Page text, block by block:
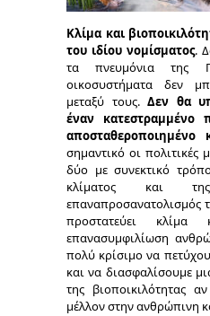
Κλίμα και
του ιδίου νομίσματος.
τα πνευμόνια της
οικοσυστήματα δεν
μεταξύ τους. Δεν θα
έναν κατεστραμμένο
αποσταθεροποιημένο
σημαντικό οι
δύο με συνεκτικό
κλίματος και της
επαναπροσανατολισμός
προστατεύει κλίμα
επανασυμφιλίωση
πολύ κρίσιμο να
και να διασφαλίσουμε
της βιοποικιλότητας
μέλλον στην ανθρώπινη